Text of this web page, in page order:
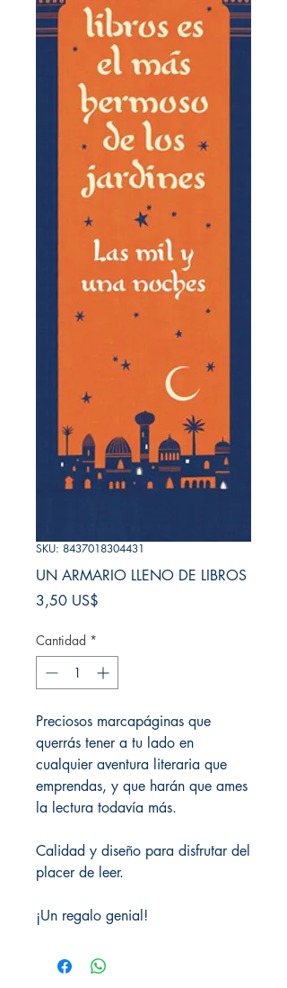
SKU: 8437018304431
UN ARMARIO LLENO DE LIBROS
3,50 US$
Cantidad *
Preciosos marcapáginas que
querrás tener a tu lado en
cualquier aventura literaria que
emprendas, y que harán que ames
la lectura todavía más.
Calidad y diseño para disfrutar del
placer de leer.
¡Un regalo genial!